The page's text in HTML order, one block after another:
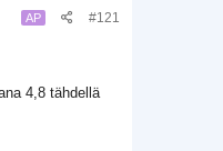
AP #121
4,8 tähdellä